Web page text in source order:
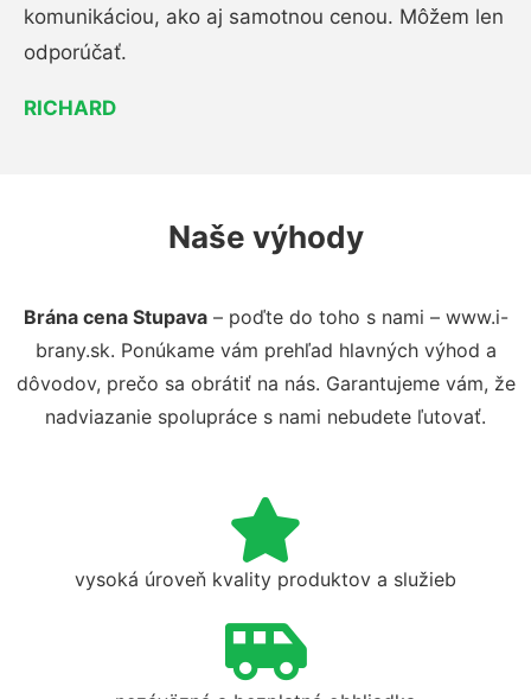
komunikáciou, ako aj samotnou cenou. Môžem len
odporúčať.
RICHARD
Naše výhody
Brána cena Stupava– poďte do toho s nami – www.i-
brany.sk. Ponúkame vám prehľad hlavných výhod a
dôvodov, prečo sa obrátiť na nás. Garantujeme vám, že
nadviazanie spolupráce s nami nebudete ľutovať.
vysoká úroveň kvality produktov a služieb